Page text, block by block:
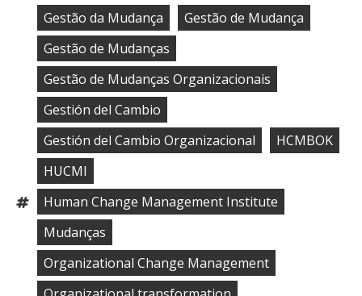
Tags:
,
Gestão da Mudança
Gestão de Mudança
,
Gestão de Mudanças
Gestão de Mudanças Organizacionais
Gestión del Cambio
Gestión del Cambio Organizacional
HCMBOK
HUCMI
Human Change Management Institute
Mudanças
Organizational Change Management